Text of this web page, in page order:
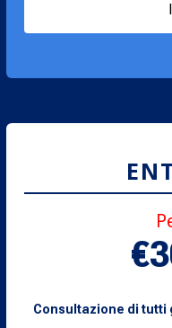
Consultazione di tutti